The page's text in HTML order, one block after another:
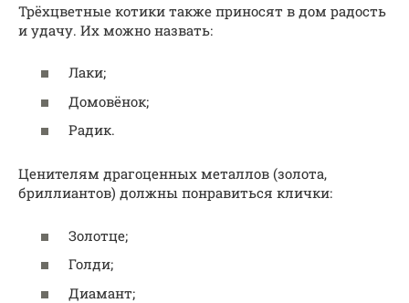
Трёхцветные котики также приносят в дом радость
и удачу. Их можно назвать:
Лаки;
Домовёнок;
Радик.
Ценителям драгоценных металлов (золота,
бриллиантов) должны понравиться клички:
Золотце;
Голди;
Диамант;